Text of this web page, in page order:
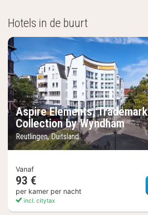
Hotels in de buurt
Aspire Elements, Trademark
Collection by Wyndham
Reutlingen, Duitsland
Vanaf
93 €
per kamer per nacht
incl. citytax